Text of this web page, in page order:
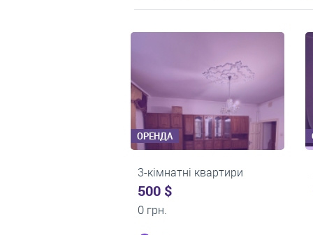
ОРЕНДА
3-кімнатні квартири
500 $
0 грн.